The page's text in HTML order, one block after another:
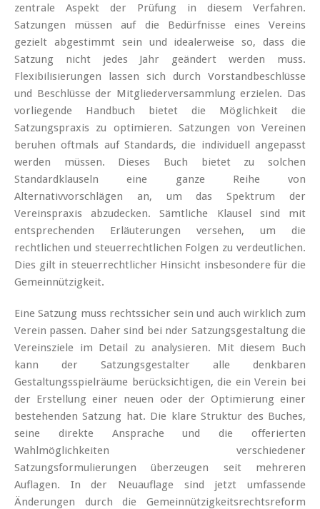
zentrale Aspekt der Prüfung in diesem Verfahren.
Satzungen müssen auf die Bedürfnisse eines Vereins
gezielt abgestimmt sein und idealerweise so, dass die
Satzung nicht jedes Jahr geändert werden muss.
Flexibilisierungen lassen sich durch Vorstandbeschlüsse
und Beschlüsse der Mitgliederversammlung erzielen. Das
vorliegende Handbuch bietet die Möglichkeit die
Satzungspraxis zu optimieren. Satzungen von Vereinen
beruhen oftmals auf Standards, die individuell angepasst
werden müssen. Dieses Buch bietet zu solchen
Standardklauseln eine ganze Reihe von
Alternativvorschlägen an, um das Spektrum der
Vereinspraxis abzudecken. Sämtliche Klausel sind mit
entsprechenden Erläuterungen versehen, um die
rechtlichen und steuerrechtlichen Folgen zu verdeutlichen.
Dies gilt in steuerrechtlicher Hinsicht insbesondere für die
Gemeinnützigkeit.
Eine Satzung muss rechtssicher sein und auch wirklich zum
Verein passen. Daher sind bei nder Satzungsgestaltung die
Vereinsziele im Detail zu analysieren. Mit diesem Buch
kann der Satzungsgestalter alle denkbaren
Gestaltungsspielräume berücksichtigen, die ein Verein bei
der Erstellung einer neuen oder der Optimierung einer
bestehenden Satzung hat. Die klare Struktur des Buches,
seine direkte Ansprache und die offerierten
Wahlmöglichkeiten verschiedener
Satzungsformulierungen überzeugen seit mehreren
Auflagen. In der Neuauflage sind jetzt umfassende
Änderungen durch die Gemeinnützigkeitsrechtsreform